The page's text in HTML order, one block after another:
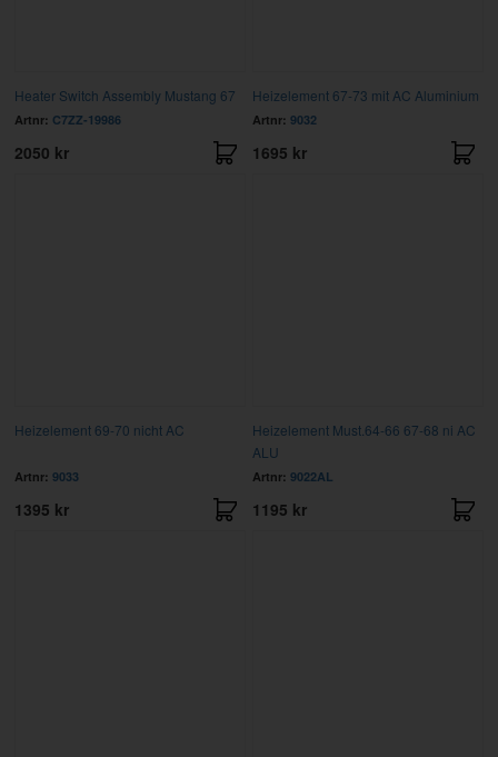
Heater Switch Assembly Mustang 67
Artnr: C7ZZ-19986
2050 kr
Heizelement 67-73 mit AC Aluminium
Artnr: 9032
1695 kr
Heizelement 69-70 nicht AC
Artnr: 9033
1395 kr
Heizelement Must.64-66 67-68 ni AC
ALU
Artnr: 9022AL
1195 kr